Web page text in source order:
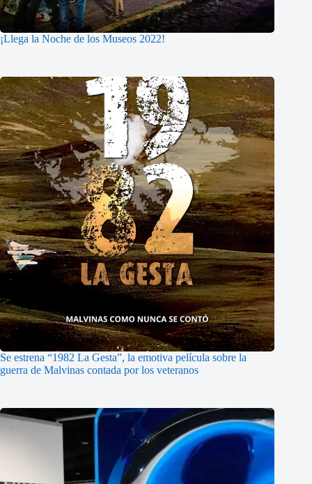
¡Llega la Noche de los Museos 2022!
Se estrena “1982 La Gesta”, la emotiva película sobre la
guerra de Malvinas contada por los veteranos